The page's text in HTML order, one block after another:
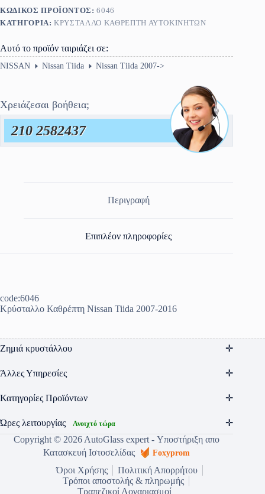
ΚΩΔΙΚΌΣ ΠΡΟΪΌΝΤΟΣ:6046
ΚΑΤΗΓΟΡΊΑ:ΚΡΎΣΤΑΛΛΟ ΚΑΘΡΈΠΤΗ ΑΥΤΟΚΙΝΗΤΩΝ
Αυτό το προϊόν ταιριάζει σε:
NISSAN Nissan Tiida Nissan Tiida 2007->
Χρειάζεσαι βοήθεια;
210 2582437
Περιγραφή
Επιπλέον πληροφορίες
code:6046
Κρύσταλλο Καθρέπτη Nissan Tiida 2007-2016
Ζημιά κρυστάλλου
Άλλες Υπηρεσίες
Κατηγορίες Προϊόντων
Ώρες λειτουργίας Ανοιχτό τώρα
Copyright © 2026 AutoGlass expert - Υποστήριξη απο
Κατασκευή Ιστοσελίδας
Foxyprom
Όροι Χρήσης
Πολιτική Απορρήτου
Τρόποι αποστολής & πληρωμής
Τραπεζικοί Λογαριασμοί